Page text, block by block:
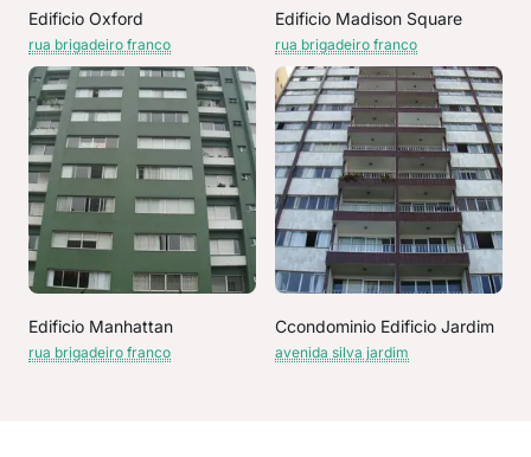
Edificio Oxford
rua brigadeiro franco
Edificio Madison Square
rua brigadeiro franco
Edificio Manhattan
rua brigadeiro franco
Ccondominio Edificio Jardim
avenida silva jardim